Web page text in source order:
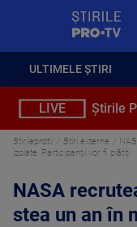
ULTIMELE ȘTIRI
LIVE Știrile
Stirileprotv Stiri externe
izolate. Participanții vor fi plătiți
NASA
stea un an în